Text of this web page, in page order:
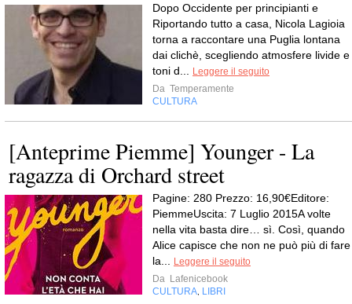
Dopo Occidente per principianti e
Riportando tutto a casa, Nicola Lagioia
torna a raccontare una Puglia lontana
dai clichè, scegliendo atmosfere livide e
toni d...
Leggere il seguito
Da Temperamente
CULTURA
[Anteprime Piemme] Younger - La
ragazza di Orchard street
Pagine: 280 Prezzo: 16,90€Editore:
PiemmeUscita: 7 Luglio 2015A volte
nella vita basta dire… sì. Così, quando
Alice capisce che non ne può più di fare
la...
Leggere il seguito
Da Lafenicebook
CULTURA LIBRI